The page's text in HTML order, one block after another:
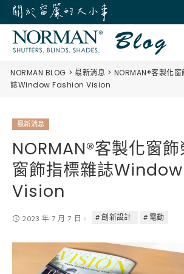
NORMAN BLOG 最新消息
NORMAN®客製化
誌Window Fashion Vision
最新消息
NORMAN®客製化窗
窗飾指標雜誌
Vision
2023 年 7 月 7 日 創新設計 電動